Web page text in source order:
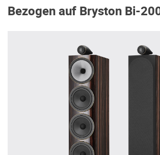
Bezogen auf Bryston Bi-